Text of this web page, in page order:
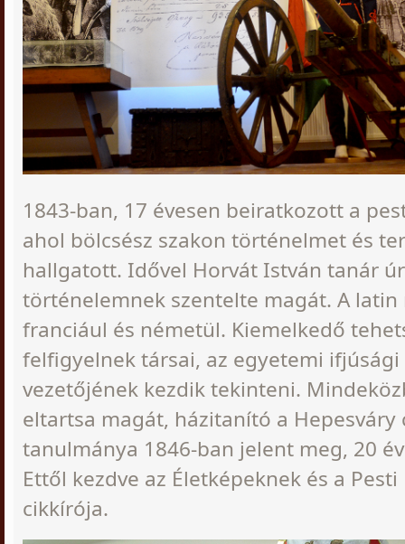
1843-ban, 17 évesen beiratkozott a
ahol bölcsész szakon történelmet és
hallgatott. Idővel Horvát István tanár
történelemnek szentelte magát. A
franciául és németül. Kiemelkedő
felfigyelnek társai, az egyetemi
vezetőjének kezdik tekinteni.
eltartsa magát, házitanító a
tanulmánya 1846-ban jelent meg, 20
Ettől kezdve az Életképeknek és a Pesti
cikkírója.